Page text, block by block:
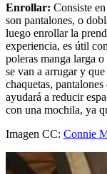
Enrollar: Consiste
son pantalones, o
luego enrollar la
experiencia, es útil
poleras manga larga
se van a arrugar y
chaquetas,
ayudará a reducir
con una mochila, ya
Imagen CC: Connie